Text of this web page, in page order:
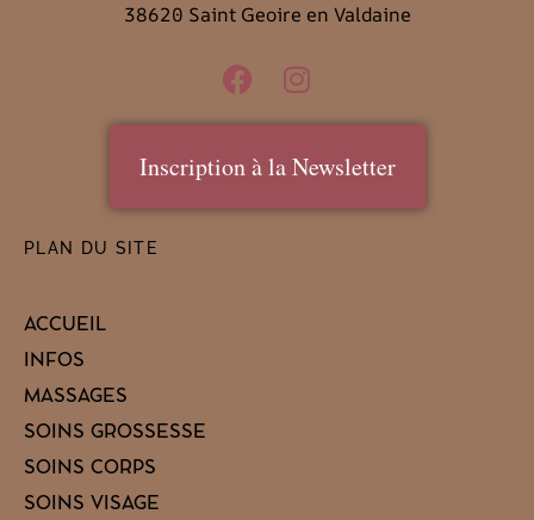
38620 Saint Geoire en Valdaine
Inscription à la Newsletter
PLAN DU SITE
ACCUEIL
INFOS
MASSAGES
SOINS GROSSESSE
SOINS CORPS
SOINS VISAGE